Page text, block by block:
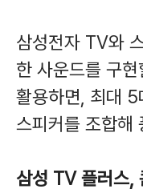
삼성전자 TV와
한 사운드를 구현
활용하면, 최대 5
스피커를 조합해
삼성 TV 플러스,